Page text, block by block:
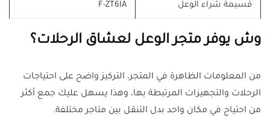
قسيمة شراء الوعل F-ZT6IA
وش يوفر متجر الوعل لعشاق الرحلات؟
من المعلومات الظاهرة في المتجر، التركيز واضح على احتياجات
الرحلات والتجهيزات المرتبطة بها، وهذا يسهل عليك جمع أكثر
من احتياج في مكان واحد بدل التنقل بين متاجر مختلفة.